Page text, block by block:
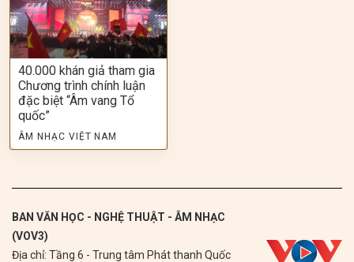
40.000 khán giả tham gia
Chương trình chính luận
đặc biệt “Âm vang Tổ
quốc”
ÂM NHẠC VIỆT NAM
BAN VĂN HỌC - NGHỆ THUẬT - ÂM NHẠC
(VOV3)
Địa chỉ: Tầng 6 - Trung tâm Phát thanh Quốc